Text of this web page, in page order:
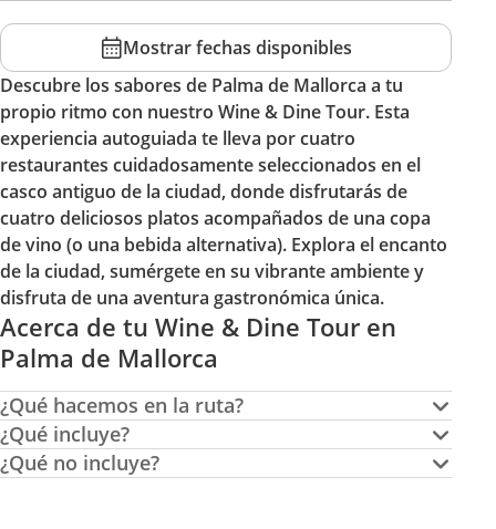
Mostrar fechas disponibles
Descubre los sabores de Palma de Mallorca a tu
propio ritmo con nuestro Wine & Dine Tour. Esta
experiencia autoguiada te lleva por cuatro
restaurantes cuidadosamente seleccionados en el
casco antiguo de la ciudad, donde disfrutarás de
cuatro deliciosos platos acompañados de una copa
de vino (o una bebida alternativa). Explora el encanto
de la ciudad, sumérgete en su vibrante ambiente y
disfruta de una aventura gastronómica única.
Acerca de tu Wine & Dine Tour en
Palma de Mallorca
¿Qué hacemos en la ruta?
¿Qué incluye?
¿Qué no incluye?